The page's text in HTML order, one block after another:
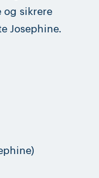
og sikrere
Josephine.